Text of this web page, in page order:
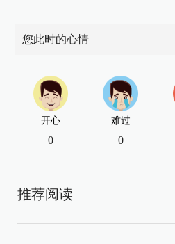
您此时的心情
开心
0
难过
0
推荐阅读